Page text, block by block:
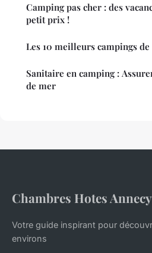
Camping pas cher : des
petit prix !
Les 10 meilleurs campings
Sanitaire en camping :
de mer
Chambres Hotes Annecy
Votre guide inspirant pour
environs